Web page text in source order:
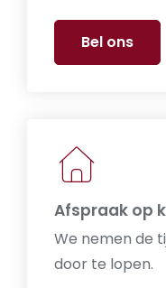
Bel ons
Afspraak op
We nemen de
door te lopen.